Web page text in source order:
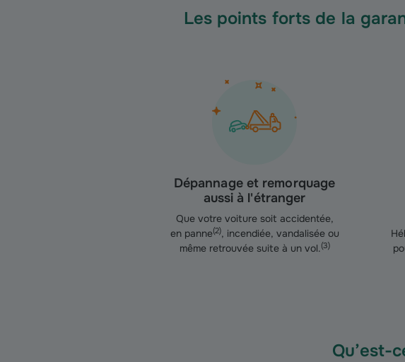
Les points forts de la
Dépannage et remorquage
aussi à l'étranger
Que votre voiture soit accidentée,
en panne(2), incendiée, vandalisée ou
même retrouvée suite à un vol.(3)
Qu’est-